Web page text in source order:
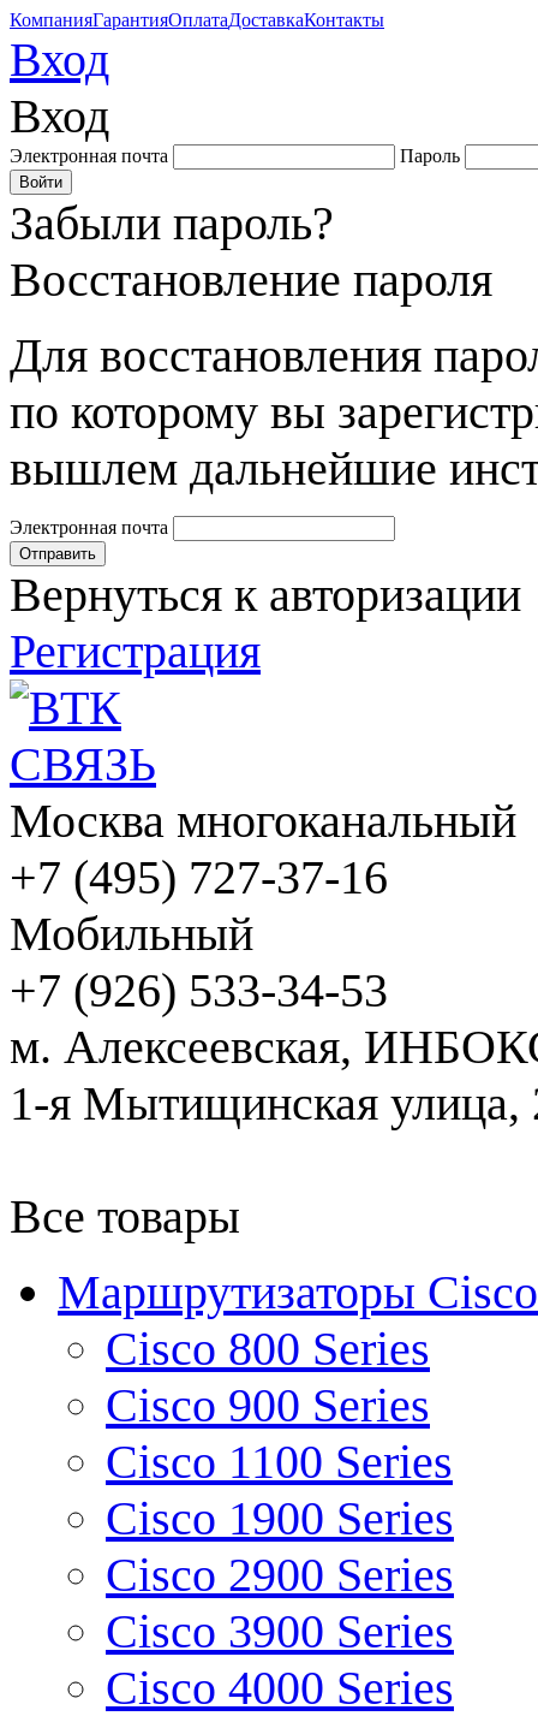
КомпанияГарантияОплатаДоставкаКонтакты
Вход
Вход
Электронная почта Пароль
Забыли пароль?
Восстановление пароля
Для восстановления
по которому вы
вышлем дальнейшие
Электронная почта
Вернуться к авторизации
Регистрация
Москва многоканальный
+7 (495) 727-37-16
Мобильный
+7 (926) 533-34-53
м. Алексеевская,
1-я Мытищинская улица,
Все товары
Маршрутизаторы Cisco
Cisco 800 Series
Cisco 900 Series
Cisco 1100 Series
Cisco 1900 Series
Cisco 2900 Series
Cisco 3900 Series
Cisco 4000 Series